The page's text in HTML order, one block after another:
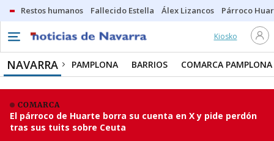
Restos humanos Fallecido Estella Álex Lizancos Párroco
Kiosko
NAVARRA PAMPLONA BARRIOS COMARCA PAMPLONA
COMARCA
El párroco de Huarte borra su cuenta en X y pide perdón
tras sus tuits sobre Ceuta